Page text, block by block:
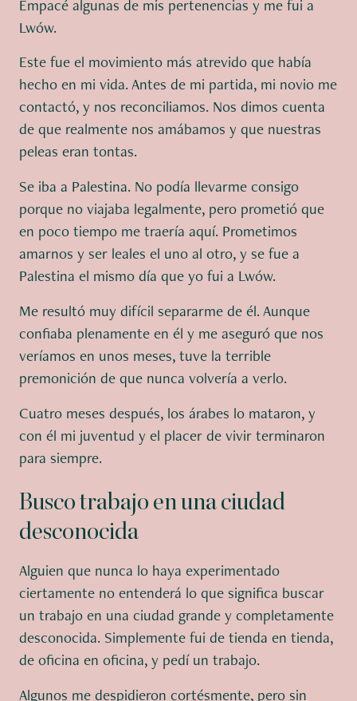
Empacé algunas de mis pertenencias y me fui a
Lwów.
Este fue el movimiento más atrevido que había
hecho en mi vida. Antes de mi partida, mi novio me
contactó, y nos reconciliamos. Nos dimos cuenta
de que realmente nos amábamos y que nuestras
peleas eran tontas.
Se iba a Palestina. No podía llevarme consigo
porque no viajaba legalmente, pero prometió que
en poco tiempo me traería aquí. Prometimos
amarnos y ser leales el uno al otro, y se fue a
Palestina el mismo día que yo fui a Lwów.
Me resultó muy difícil separarme de él. Aunque
confiaba plenamente en él y me aseguró que nos
veríamos en unos meses, tuve la terrible
premonición de que nunca volvería a verlo.
Cuatro meses después, los árabes lo mataron, y
con él mi juventud y el placer de vivir terminaron
para siempre.
Busco trabajo en una ciudad
desconocida
Alguien que nunca lo haya experimentado
ciertamente no entenderá lo que significa buscar
un trabajo en una ciudad grande y completamente
desconocida. Simplemente fui de tienda en tienda,
de oficina en oficina, y pedí un trabajo.
Algunos me despidieron cortésmente, pero sin